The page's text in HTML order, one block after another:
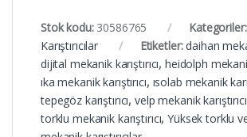
Stok kodu: 30586765 Kategoriler:
Karıştırıcılar
Etiketler:daihan
dijital mekanik karıştırıcı, heidolph mekanik
ıka mekanik karıştırıcı, ısolab mekanik
tepegöz karıştırıcı,velp mekanik karıştırıcı
torklu mekanik karıştırıcı,Yüksek torklu